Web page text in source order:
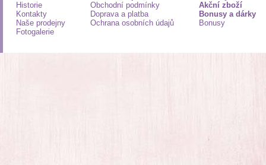
Historie
Kontakty
Naše prodejny
Fotogalerie
Obchodní podmínky
Doprava a platba
Ochrana osobních údajů
Akční zboží
Bonusy a dárky
Bonusy